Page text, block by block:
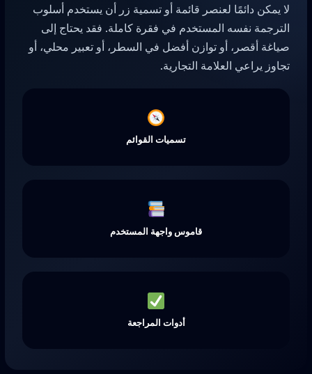
لا يمكن دائمًا لعنصر قائمة أو تسمية زر أن يستخدم أسلوب
الترجمة نفسه المستخدم في فقرة كاملة. فقد يحتاج إلى
صياغة أقصر، أو توازن أفضل في السطر، أو تعبير محلي، أو
تجاوز يراعي العلامة التجارية.
تسميات القوائم
قاموس واجهة المستخدم
أدوات المراجعة